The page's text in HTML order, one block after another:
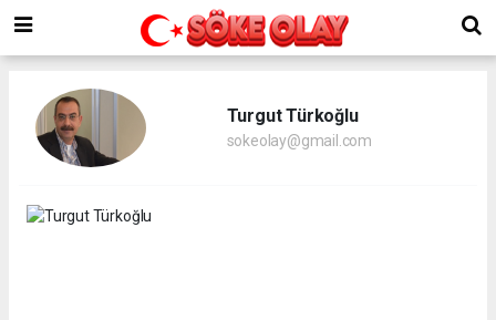
Turgut Türkoğlu
sokeolay@gmail.com